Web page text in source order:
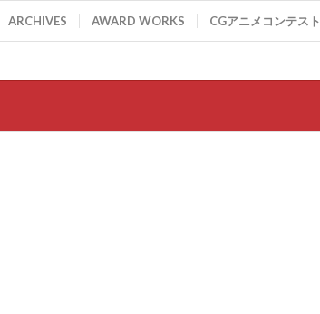
ARCHIVES AWARD WORKS CGアニメコンテスト